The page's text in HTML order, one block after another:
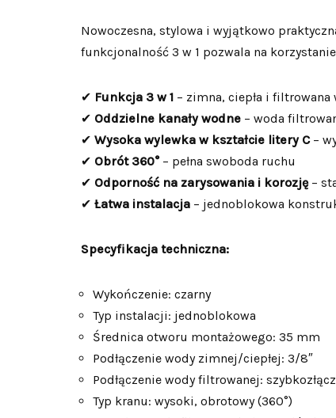
Nowoczesna, stylowa i wyjątkowo
funkcjonalność 3 w 1 pozwala na
✔ Funkcja 3 w 1 – zimna, ciepła i
✔ Oddzielne kanały wodne – woda
✔ Wysoka wylewka w kształcie litery C–
✔ Obrót 360°– pełna swoboda ruchu
✔ Odporność na zarysowania i korozję–
✔ Łatwa instalacja – jednoblokowa
Specyfikacja techniczna:
Wykończenie: czarny
Typ instalacji: jednoblokowa
Średnica otworu montażowego: 35 mm
Podłączenie wody zimnej/ciepłej: 3/8″
Podłączenie wody filtrowanej:
Typ kranu: wysoki, obrotowy (360°)